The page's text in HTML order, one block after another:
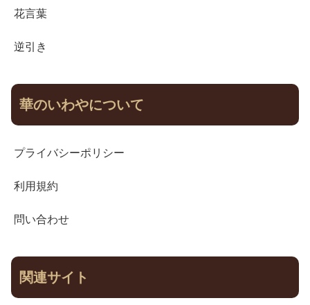
花言葉
逆引き
華のいわやについて
プライバシーポリシー
利用規約
問い合わせ
関連サイト